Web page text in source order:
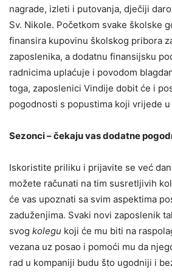
nagrade, izleti i putovanja, dječiji
Sv. Nikole. Početkom svake školske
finansira kupovinu školskog pribora
zaposlenika, a dodatnu finansijsku
radnicima uplaćuje i povodom
toga, zaposlenici Vindije dobit će i
pogodnosti s popustima koji vrijede
Sezonci – čekaju vas dodatne
Iskoristite priliku i prijavite se već
možete računati na tim susretljivih
će vas upoznati sa svim aspektima
zaduženjima. Svaki novi zaposlenik
svog kolegu koji će mu biti na
vezana uz posao i pomoći mu da
rad u kompaniji budu što ugodniji i